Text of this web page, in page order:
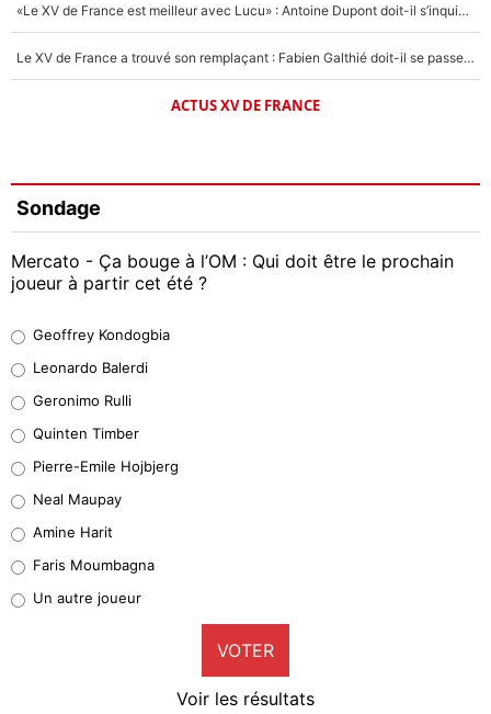
«Le XV de France est meilleur avec Lucu» : Antoine Dupont doit-il s’inquiéter pour sa place ?
Le XV de France a trouvé son remplaçant : Fabien Galthié doit-il se passer d'Antoine Dupont ?
ACTUS XV DE FRANCE
Sondage
Mercato - Ça bouge à l’OM : Qui doit être le prochain
joueur à partir cet été ?
38%
32%
5%
1%
9%
Geoffrey Kondogbia
Leonardo Balerdi
Geronimo Rulli
Quinten Timber
Pierre-Emile Hojbjerg
Neal Maupay
Amine Harit
Faris Moumbagna
Un autre joueur
VOTER
Voir les résultats